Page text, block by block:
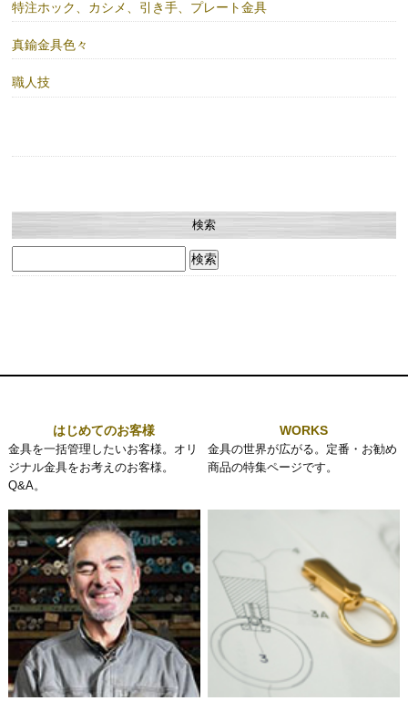
特注ホック、カシメ、引き手、プレート金具
真鍮金具色々
職人技
検索
索:
はじめてのお客様
金具を一括管理したいお客様。オリ
ジナル金具をお考えのお客様。
Q&A。
WORKS
金具の世界が広がる。定番・お勧め
商品の特集ページです。